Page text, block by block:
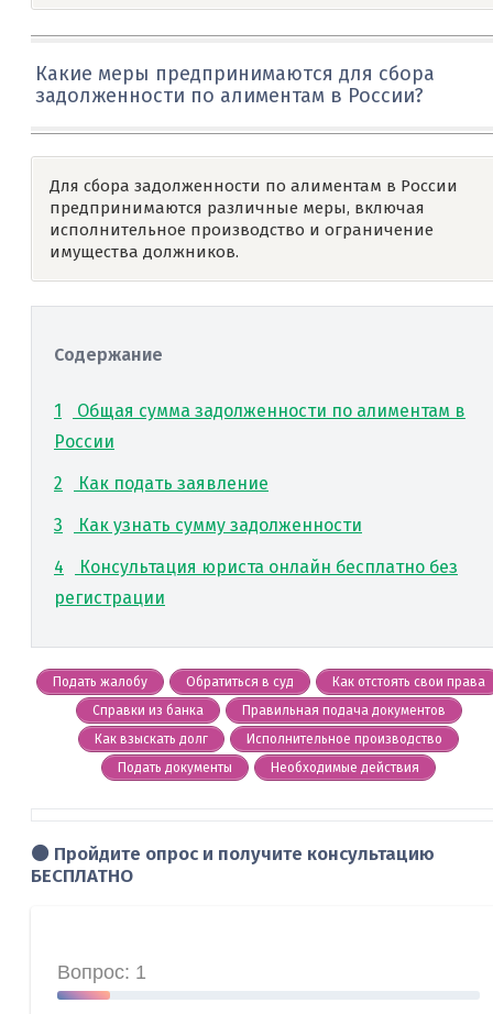
Какие меры предпринимаются для сбора
задолженности по алиментам в России?
Для сбора задолженности по алиментам в России
предпринимаются различные меры, включая
исполнительное производство и ограничение
имущества должников.
Содержание
1
Общая сумма задолженности по алиментам в
России
2
Как подать заявление
3
Как узнать сумму задолженности
4
Консультация юриста онлайн бесплатно без
регистрации
Подать жалобу Обратиться в суд
Как отстоять свои права
Справки из банка
Правильная подача документов
Как взыскать долг
Исполнительное производство
Подать документы
Необходимые действия
🟠 Пройдите опрос и получите консультацию
БЕСПЛАТНО